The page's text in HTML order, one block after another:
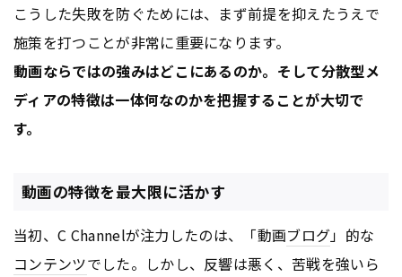
こうした失敗を防ぐためには、まず前提を抑えたうえで
施策を打つことが非常に重要になります。
動画ならではの強みはどこにあるのか。そして分散型メ
ディアの特徴は一体何なのかを把握することが大切で
す。
動画の特徴を最大限に活かす
当初、C Channelが注力したのは、「動画ブログ」的な
コンテンツでした。しかし、反響は悪く、苦戦を強いら